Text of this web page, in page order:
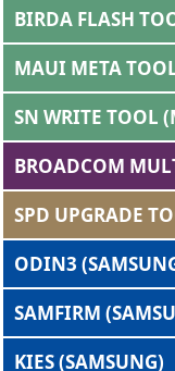
BIRDA FLASH
MAUI META
SN WRITE TOOL
BROADCOM
SPD UPGRADE
ODIN3
SAMFIRM
KIES (SAMSUNG)